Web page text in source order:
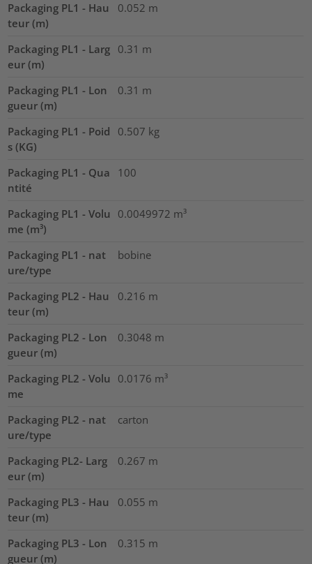
Packaging PL1 - Hau
teur (m)
0.052 m
Packaging PL1 - Larg
eur (m)
0.31 m
Packaging PL1 - Lon
gueur (m)
0.31 m
Packaging PL1 - Poid
s (KG)
0.507 kg
Packaging PL1 - Qua
ntité
100
Packaging PL1 - Volu
me (m³)
0.0049972 m³
Packaging PL1 - nat
ure/type
bobine
Packaging PL2 - Hau
teur (m)
0.216 m
Packaging PL2 - Lon
gueur (m)
0.3048 m
Packaging PL2 - Volu
me
0.0176 m³
Packaging PL2 - nat
ure/type
carton
Packaging PL2- Larg
eur (m)
0.267 m
Packaging PL3 - Hau
teur (m)
0.055 m
Packaging PL3 - Lon
gueur (m)
0.315 m